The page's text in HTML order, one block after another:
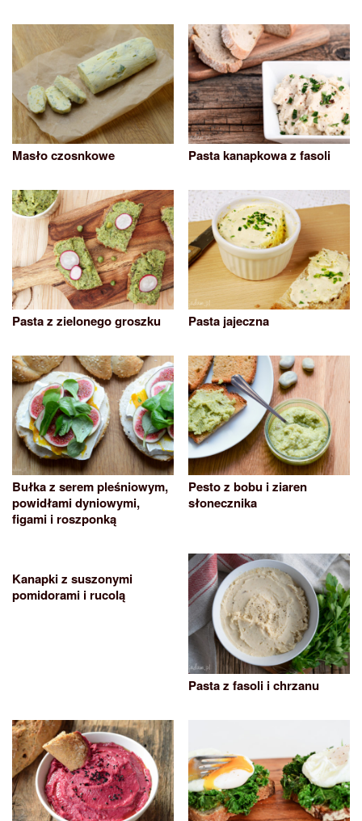
Masło czosnkowe Pasta kanapkowa z fasoli
Pasta z zielonego groszku Pasta jajeczna
Bułka z serem pleśniowym,
powidłami dyniowymi,
figami i roszponką
Pesto z bobu i ziaren
słonecznika
Kanapki z suszonymi
pomidorami i rucolą
Pasta z fasoli i chrzanu